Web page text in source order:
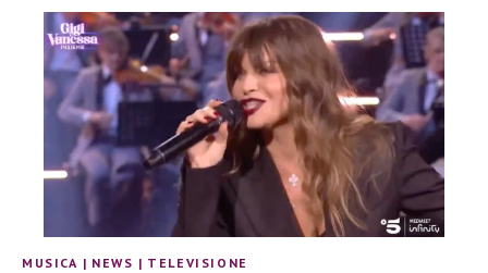
MUSICA | NEWS | TELEVISIONE